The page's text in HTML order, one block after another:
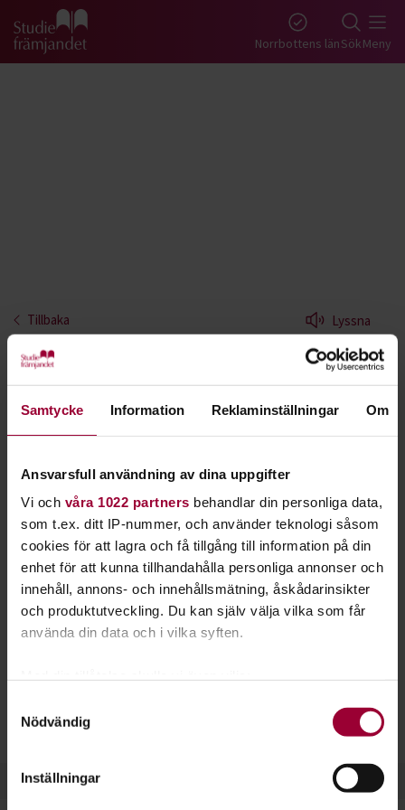
Samtycke Information Reklaminställningar Om
Ansvarsfull användning av dina uppgifter
Vi och våra 1022 partners behandlar din personliga data,
som t.ex. ditt IP-nummer, och använder teknologi såsom
cookies för att lagra och få tillgång till information på din
enhet för att kunna tillhandahålla personliga annonser och
innehåll, annons- och innehållsmätning, åskådarinsikter
och produktutveckling. Du kan själv välja vilka som får
använda din data och i vilka syften.
som kan ha en noggrannhet på upp till flera meter
Ta reda på mer om hur dina personliga uppgifter
Nödvändig
Inställningar
Gå till studiefrämjandets startsida Norrbottens länSökMeny
Tillbaka Lyssna
Bas - Norrbotten
trummorna, utgör ofta grundstommen i pop- och
Öva med rätt teknik och fingersättning så blir du snabbare
en bra basist. Du får lära dig både plektrum- och fingerspel,
och givetvis också hur du stämmer basen.
Som basist spelar du sällan mer än en ton i taget. Basen är
inget typiskt soloinstrument utan kommer främst till sin
rätt ihop med andra instrument.
Läs gärna mer om att spela bas på vår sajt Musikakuten.